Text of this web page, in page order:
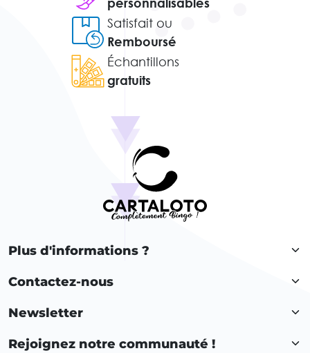
Satisfait ou
Remboursé
Échantillons
gratuits
Plus d'informations ?
Contactez-nous
Newsletter
Rejoignez notre communauté !